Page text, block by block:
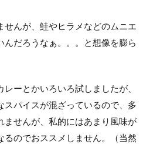
せんが、鮭やヒラメなどのムニエ
んだろうなぁ。。。と想像を膨ら
ーとかいろいろ試しましたが、
スパイスが混ざっているので、多
ませんが、私的にはあまり風味が
るのでおススメしません。（当然